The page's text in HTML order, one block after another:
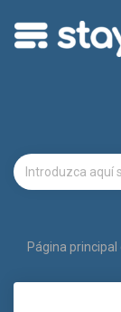
Página